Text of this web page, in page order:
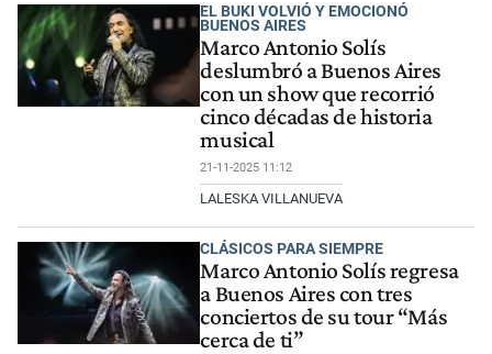
EL BUKI VOLVIÓ Y EMOCIONÓ
BUENOS AIRES
Marco Antonio Solís
deslumbró a Buenos Aires
con un show que recorrió
cinco décadas de historia
musical
21-11-2025 11:12
LALESKA VILLANUEVA
CLÁSICOS PARA SIEMPRE
Marco Antonio Solís regresa
a Buenos Aires con tres
conciertos de su tour “Más
cerca de ti”